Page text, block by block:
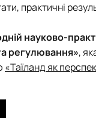
практичні
науково-
регулювання»,
«Таїланд як